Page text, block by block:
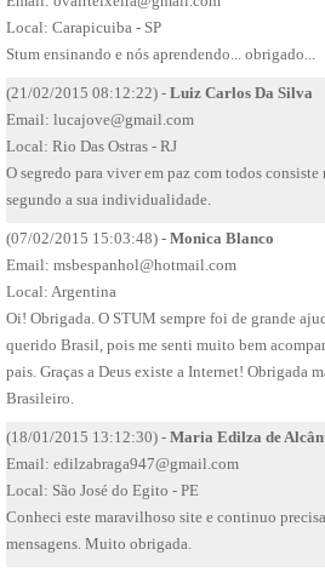
Local: Carapicuiba - SP
Stum ensinando e nós aprendendo... obrigado...
(21/02/2015 08:12:22) - Luiz Carlos Da Silva
Email: lucajove@gmail.com
Local: Rio Das Ostras - RJ
O segredo para viver em paz com todos consiste
segundo a sua individualidade.
(07/02/2015 15:03:48) - Monica Blanco
Email: msbespanhol@hotmail.com
Local: Argentina
Oi! Obrigada. O STUM sempre foi de grande
querido Brasil, pois me senti muito bem
pais. Graças a Deus existe a Internet! Obrigada
Brasileiro.
(18/01/2015 13:12:30) - Maria Edilza de
Email: edilzabraga947@gmail.com
Local: São José do Egito - PE
Conheci este maravilhoso site e continuo
mensagens. Muito obrigada.